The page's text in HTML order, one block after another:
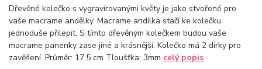
Dřevěné kolečko s vygravírovanými květy je jako stvořené pro
vaše macrame andělky. Macrame andílka stačí ke kolečku
jednoduše přilepit. S tímto dřevěným kolečkem budou vaše
macrame panenky zase jiné a krásnější. Kolečko má 2 dírky pro
zavěšení. Průměr: 17,5 cm Tloušťka: 3mm celý popis